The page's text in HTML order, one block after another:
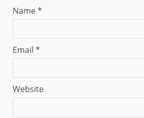
Name*
Email *
Website